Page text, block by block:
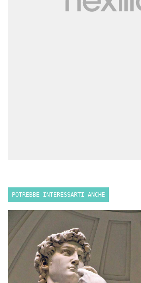
POTREBBE INTERESSARTI ANCHE